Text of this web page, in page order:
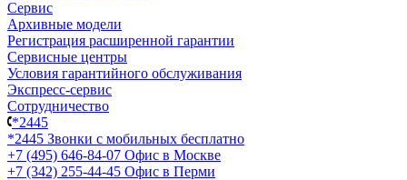
Сервис
Архивные модели
Регистрация расширенной гарантии
Сервисные центры
Условия гарантийного обслуживания
Экспресс-сервис
Сотрудничество
*2445
*2445 Звонки с мобильных бесплатно
+7 (495) 646-84-07 Офис в Москве
+7 (342) 255-44-45 Офис в Перми